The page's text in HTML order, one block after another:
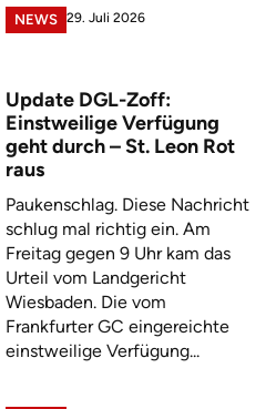
NEWS 29. Juli 2026
Update DGL-Zoff:
Einstweilige Verfügung
geht durch – St. Leon Rot
raus
Paukenschlag. Diese Nachricht
schlug mal richtig ein. Am
Freitag gegen 9 Uhr kam das
Urteil vom Landgericht
Wiesbaden. Die vom
Frankfurter GC eingereichte
einstweilige Verfügung...